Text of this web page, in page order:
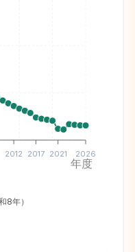
2012 2017 2021 2026
年度
8年）